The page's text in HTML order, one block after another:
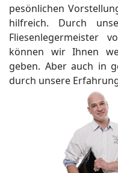
pesönlichen
hilfreich. Durch
Fliesenlegermeister
können wir Ihnen
geben. Aber auch in
durch unsere